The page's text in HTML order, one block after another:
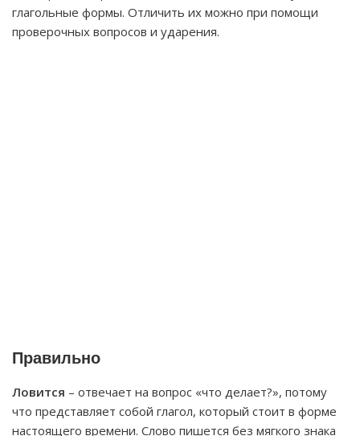
глагольные формы. Отличить их можно при помощи
проверочных вопросов и ударения.
Правильно
Ловится – отвечает на вопрос «что делает?», потому
что представляет собой глагол, который стоит в форме
настоящего времени. Слово пишется без мягкого знака